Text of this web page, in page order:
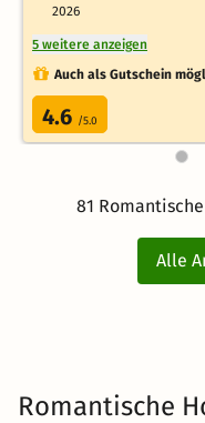
2026
5 weitere anzeigen
Auch als Gutschein
4.6 /5.0
81
Alle
Romantische